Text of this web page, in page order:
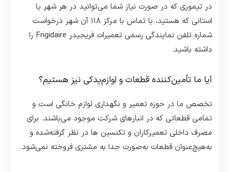
در تیموری که در صورت نیاز شما می‌توانید در هر شهر یا
استانی که هستید، با تماس با مرکز ۱۱۸ آن شهر درخواست
شماره تلفن نمایندگی رسمی تعمیرات فریجیدر Frigidaire را
داشته باشید.
آیا ما تأمین‌کننده قطعات و لوازم‌یدکی نیز هستیم؟
تخصص ما در حوزه تعمیر و نگهداری لوازم خانگی است و
تمامی قطعاتی که در انبارهای شرکت موجود می‌باشند. برای
مصرف داخلی تعمیرکاران و تکنسین ها در نظر گرفته‌شده و
به‌هیچ‌عنوان قطعات به‌صورت جدا به مشتری فروخته نمی‌شود.